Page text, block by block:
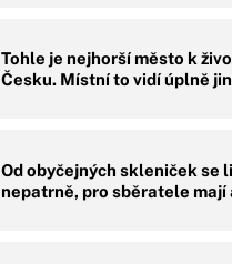
Tohle je nejhorší město k
Česku. Místní to vidí úplně
Od obyčejných skleniček se
nepatrně, pro sběratele